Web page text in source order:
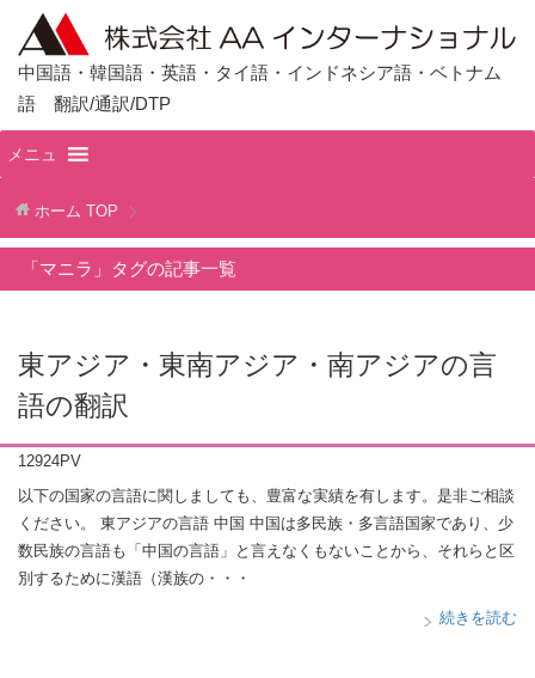
中国語・韓国語・英語・タイ語・インドネシア語・ベトナム
語 翻訳/通訳/DTP
メニュ
ホーム TOP
「マニラ」タグの記事一覧
東アジア・東南アジア・南アジアの言
語の翻訳
12924PV
以下の国家の言語に関しましても、豊富な実績を有します。是非ご相談
ください。 東アジアの言語 中国 中国は多民族・多言語国家であり、少
数民族の言語も「中国の言語」と言えなくもないことから、それらと区
別するために漢語（漢族の・・・
続きを読む